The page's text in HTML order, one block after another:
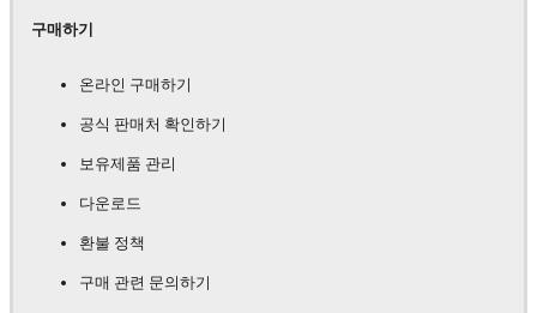
구매하기
온라인 구매하기
공식 판매처 확인하기
보유제품 관리
다운로드
환불 정책
구매 관련 문의하기